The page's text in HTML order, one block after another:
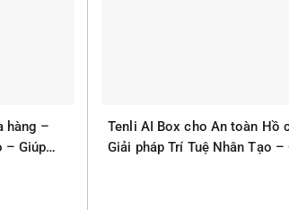
hàng –
– Giúp
Tenli AI Box cho An toàn Hồ
Giải pháp Trí Tuệ Nhân Tạo –